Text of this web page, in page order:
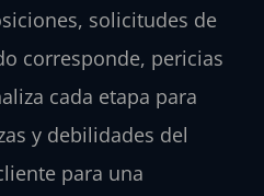
solicitudes de
corresponde, pericias
cada etapa para
y debilidades del
para una